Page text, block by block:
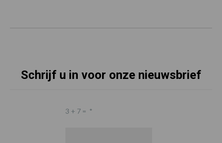
Schrijf u in voor onze nieuwsbrief
3 + 7 = *